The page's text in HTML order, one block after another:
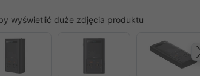
wyświetlić duże zdjęcia produktu